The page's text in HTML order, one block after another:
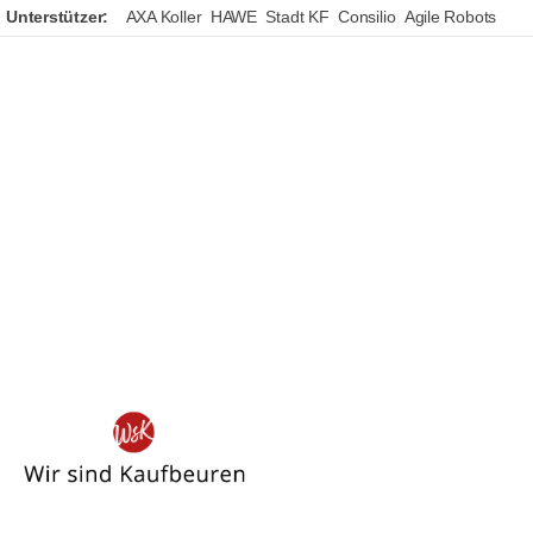
Unterstützer: AXA Koller HAWE Stadt KF Consilio Agile Robots